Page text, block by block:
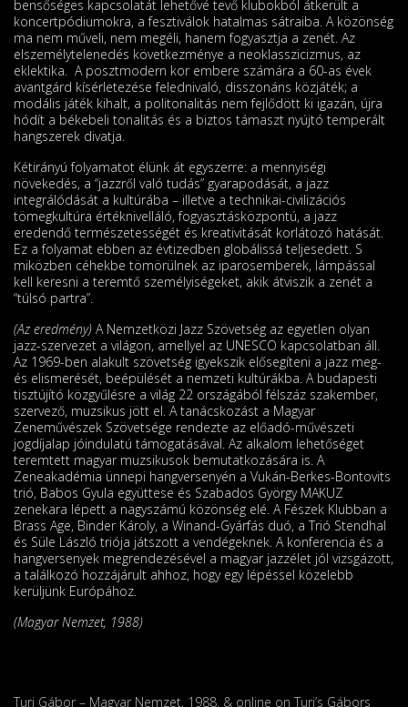
bensőséges kapcsolatát lehetővé tevő klubokból átkerült a
koncertpódiumokra, a fesztiválok hatalmas sátraiba. A kö­zönség
ma nem műveli, nem megéli, hanem fogyasztja a zenét. Az
elszemélytelenedés követ­kezménye a neoklasszicizmus, az
eklektika. A posztmodern kor embere számára a 60-as évek
avantgárd kísérletezése felednivaló, disszonáns közjáték; a
modális játék kihalt, a politonalitás nem fejlődött ki igazán, újra
hódít a békebeli tonalitás és a biztos támaszt nyújtó temperált
hangszerek divatja.
Kétirányú folyamatot élünk át egyszerre: a mennyiségi
növekedés, a “jazzről való tudás” gyarapodását, a jazz
integrálódását a kultúrába – illetve a technikai-civilizációs
tömegkultúra értéknivelláló, fogyasztásközpontú, a jazz
eredendő természetességét és kreativitását korlá­tozó hatását.
Ez a folyamat ebben az évtizedben globálissá teljesedett. S
miközben céhekbe tömörülnek az iparosemberek, lámpással
kell keresni a teremtő személyiségeket, akik átviszik a zenét a
“túlsó partra”.
(Az eredmény) A Nemzetközi Jazz Szövetség az egyetlen olyan
jazz-szervezet a világon, amellyel az UNESCO kapcsolatban áll.
Az 1969-ben alakult szövetség igyekszik elősegíteni a jazz meg-
és elismerését, beépülését a nemzeti kultúrákba. A budapesti
tisztújító közgyűlésre a világ 22 országából félszáz szakember,
szervező, muzsikus jött el. A tanácskozást a Magyar
Zeneművészek Szövetsége rendezte az előadó-művészeti
jogdíjalap jóindulatú támogatásával. Az alkalom lehetőséget
teremtett magyar muzsikusok bemutatkozására is. A
Zeneakadémia ünnepi hangversenyén a Vukán-Berkes-Bontovits
trió, Babos Gyula együttese és Szabados György MAKUZ
zenekara lépett a nagyszámú közönség elé. A Fészek Klubban a
Brass Age, Binder Károly, a Winand-Gyárfás duó, a Trió Stendhal
és Süle László triója játszott a ven­dé­geknek. A konferencia és a
hangversenyek megrendezésével a magyar jazzélet jól vizs­gázott,
a találkozó hozzájárult ahhoz, hogy egy lépéssel közelebb
kerüljünk Európához.
(Magyar Nemzet, 1988)
Turi Gábor – Magyar Nemzet, 1988, & online on Turi’s Gábors